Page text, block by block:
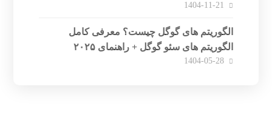
1404-11-21
الگوریتم های گوگل چیست؟ معرفی کامل
الگوریتم های سئو گوگل + راهنمای ۲۰۲۵
1404-05-28